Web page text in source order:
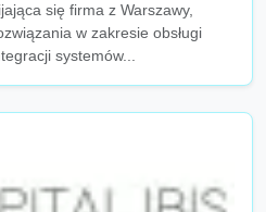
się firma z Warszawy,
w zakresie obsługi
systemów...